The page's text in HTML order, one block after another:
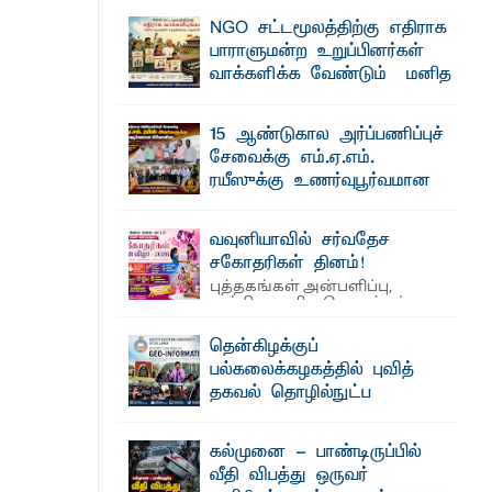
அருட்பணி லூக்ஜோன்
பறிமுதல்
நவீன தொழில்நுட்பமும்
யானைகள்
தங்கப்பதக்கங்கள்,
ஆலோசனைக் கூட்டம்
தெ ன்கிழக்குப் பல்கலைக்கழகத்தின் கலை
மற்றும் கலாசாரப் பீடத்தின் கல்வி மற்றும்
நிர்வாக வளர்ச்சியில் ...
NGO சட்டமூலத்திற்கு எதிராக
பாராளுமன்ற உறுப்பினர்கள்
வாக்களிக்க வேண்டும் – மனித
அருட்பணி லூக்ஜோன் வேண்டுகோள்
ஜே. எப். காமிலா பேகம்- இ லங்கை
அரசாங்கம் அரசுசாரா அமைப்புகள் (NGO)
தொடர்பான புதிய சட்டமூலத்தை ...
15 ஆண்டுகால அர்ப்பணிப்புச்
சேவைக்கு எம்.ஏ.எம்.
ரயீஸுக்கு உணர்வுபூர்வமான
தெ ன்கிழக்குப் பல்கலைக்கழகத்தின்
நிர்வாக பிரிவிலும் பிரயோக விஞ்ஞான
பீடத்திலும் 15 ஆண்டுகள் ...
வவுனியாவில் சர்வதேச
சகோதரிகள் தினம்!
புத்தகங்கள் அன்பளிப்பு,
அத்தியாவசிய பொருட்கள்
வழங்கல், கவியரங்கம் மற்றும் கலை
நிகழ்ச்சிகளுடன் ...தென்கிழக்குப்
பல்கலைக்கழகத்தில் புவித்
தகவல் தொழில்நுட்ப
ஆரம்பம்: பன்முகக் கல்வியும் நவீன
தொழில்நுட்பமும் காலத்தின் தேவை –
பீடாதிபதி பேராசிரியர் எம். எம். பாஸில்
கல்முனை - பாண்டிருப்பில்
வீதி விபத்து ஒருவர்